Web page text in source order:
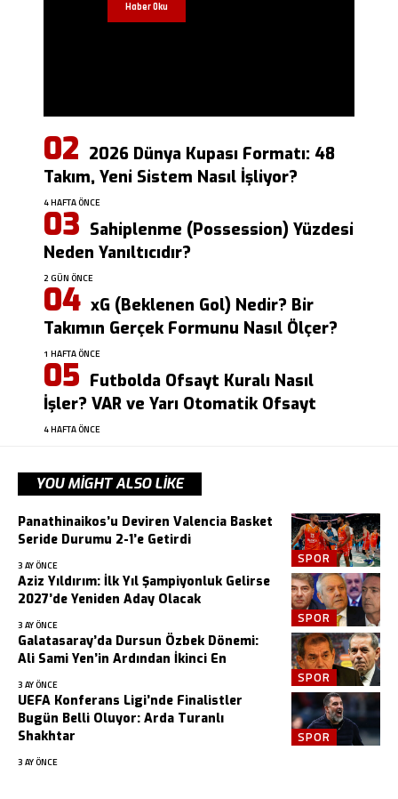
Haber Oku
2026 Dünya Kupası Formatı: 48
Takım, Yeni Sistem Nasıl İşliyor?
4 HAFTA ÖNCE
Sahiplenme (Possession) Yüzdesi
Neden Yanıltıcıdır?
2 GÜN ÖNCE
xG (Beklenen Gol) Nedir? Bir
Takımın Gerçek Formunu Nasıl Ölçer?
1 HAFTA ÖNCE
Futbolda Ofsayt Kuralı Nasıl
İşler? VAR ve Yarı Otomatik Ofsayt
4 HAFTA ÖNCE
YOU MIGHT ALSO LIKE
SPOR
Panathinaikos’u Deviren Valencia Basket
Seride Durumu 2-1’e Getirdi
3 AY ÖNCE
SPOR
Aziz Yıldırım: İlk Yıl Şampiyonluk Gelirse
2027’de Yeniden Aday Olacak
3 AY ÖNCE
SPOR
Galatasaray’da Dursun Özbek Dönemi:
Ali Sami Yen’in Ardından İkinci En
3 AY ÖNCE
SPOR
UEFA Konferans Ligi’nde Finalistler
Bugün Belli Oluyor: Arda Turanlı
Shakhtar
3 AY ÖNCE